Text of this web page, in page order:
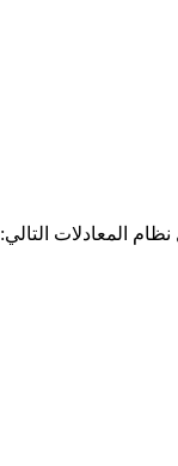
المعادلات التالي: